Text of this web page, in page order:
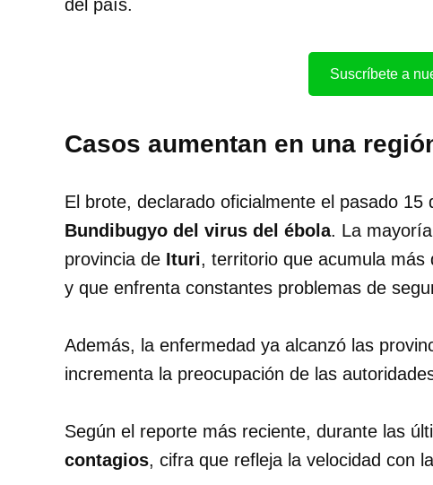
del país.
Suscríbete a
Casos aumentan en una
El brote, declarado oficialmente el pasado
Bundibugyo del virus del ébola. La
provincia de Ituri, territorio que acumula
y que enfrenta constantes problemas de
Además, la enfermedad ya alcanzó las
incrementa la preocupación de las
Según el reporte más reciente, durante las
contagios, cifra que refleja la velocidad con